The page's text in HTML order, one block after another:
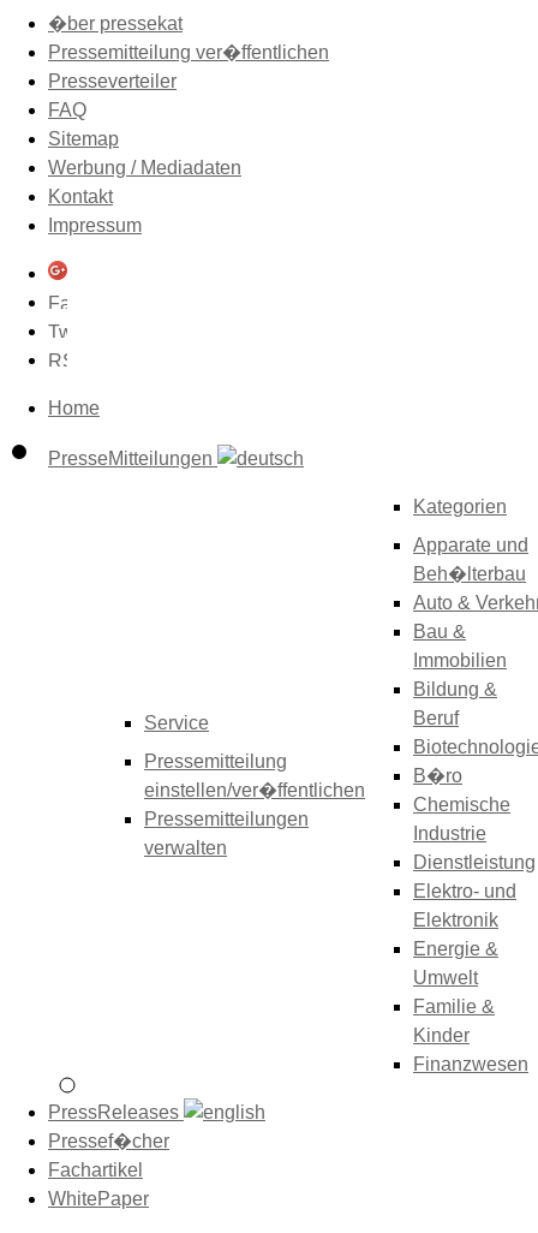
�ber pressekat
Pressemitteilung ver�ffentlichen
Presseverteiler
FAQ
Sitemap
Werbung / Mediadaten
Kontakt
Impressum
Home
PresseMitteilungen
Service
Pressemitteilung
einstellen/ver�ffentlichen
Pressemitteilungen
verwalten
Kategorien
Apparate und
Beh�lterbau
Auto &
Bau &
Immobilien
Bildung &
Beruf
B�ro
Chemische
Industrie
Dienstleistung
Elektro- und
Elektronik
Energie &
Umwelt
Familie &
Kinder
Finanzwesen
PressReleases
Pressef�cher
Fachartikel
WhitePaper